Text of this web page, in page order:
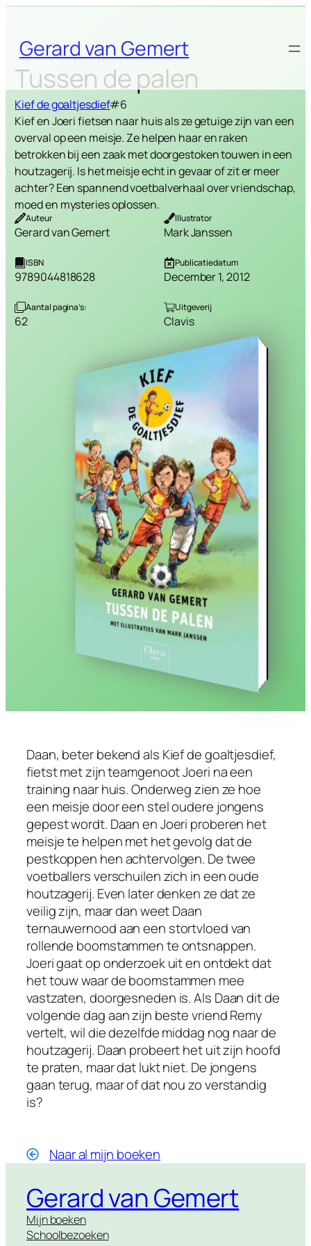
Skip
content
Gerard van Gemert
Tussen de palen
Kief de goaltjesdief#6
Kief en Joeri fietsen naar huis als ze getuige zijn van een
overval op een meisje. Ze helpen haar en raken
betrokken bij een zaak met doorgestoken touwen in een
houtzagerij. Is het meisje echt in gevaar of zit er meer
achter? Een spannend voetbalverhaal over vriendschap,
moed en mysteries oplossen.
Auteur
Gerard van Gemert
Illustrator
Mark Janssen
ISBN
9789044818628
Publicatiedatum
December 1, 2012
Aantal pagina’s:
62
Uitgeverij
Clavis
Daan, beter bekend als Kief de goaltjesdief,
fietst met zijn teamgenoot Joeri na een
training naar huis. Onderweg zien ze hoe
een meisje door een stel oudere jongens
gepest wordt. Daan en Joeri proberen het
meisje te helpen met het gevolg dat de
pestkoppen hen achtervolgen. De twee
voetballers verschuilen zich in een oude
houtzagerij. Even later denken ze dat ze
veilig zijn, maar dan weet Daan
ternauwernood aan een stortvloed van
rollende boomstammen te ontsnappen.
Joeri gaat op onderzoek uit en ontdekt dat
het touw waar de boomstammen mee
vastzaten, doorgesneden is. Als Daan dit de
volgende dag aan zijn beste vriend Remy
vertelt, wil die dezelfde middag nog naar de
houtzagerij. Daan probeert het uit zijn hoofd
te praten, maar dat lukt niet. De jongens
gaan terug, maar of dat nou zo verstandig
is?
Naar al mijn boeken
Gerard van Gemert
Mijn boeken
Schoolbezoeken